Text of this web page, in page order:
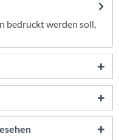
bedruckt werden soll,